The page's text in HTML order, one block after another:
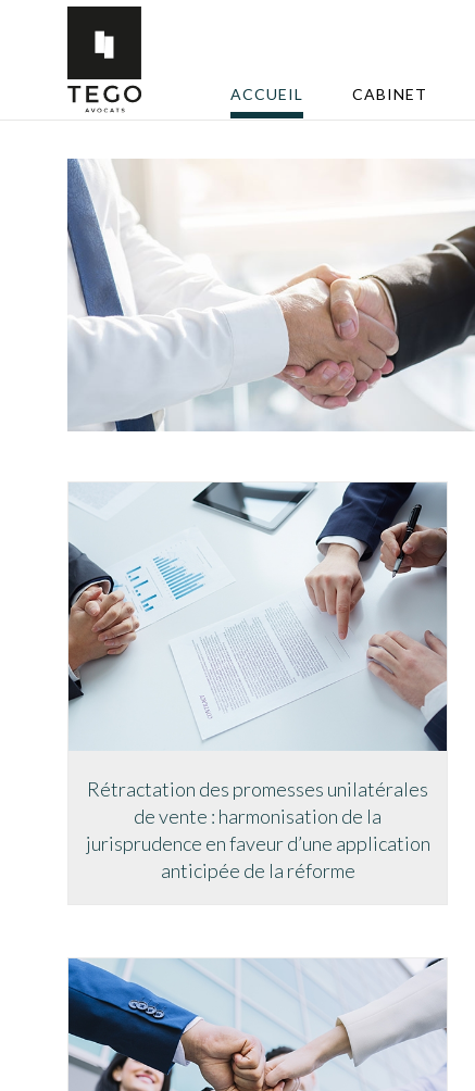
ACCUEIL CABINET
Rétractation des promesses unilatérales
de vente : harmonisation de la
jurisprudence en faveur d’une application
anticipée de la réforme